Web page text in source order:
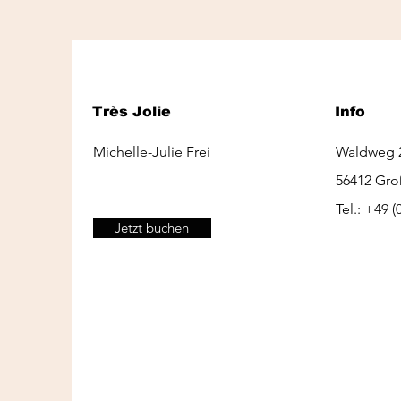
Très Jolie
Michelle-Julie Frei
Jetzt buchen
Info
Waldweg
56412
Tel.: +49